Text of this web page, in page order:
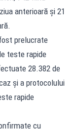
anterioară și 21
prelucrate
teste rapide
28.382 de
și a protocolului
rapide
cu